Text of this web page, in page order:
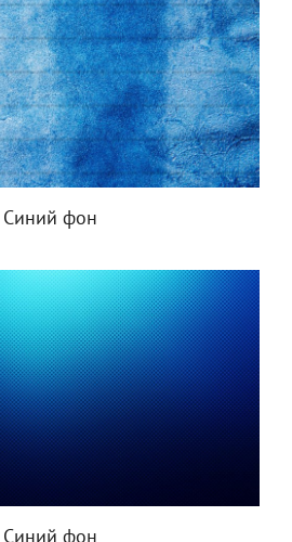
Синий фон